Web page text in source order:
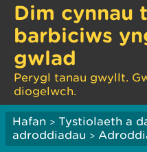
Dim cynnau
barbiciws
gwlad
Perygl tanau gwyllt.
diogelwch.
Hafan > Tystiolaeth a
adroddiadau >